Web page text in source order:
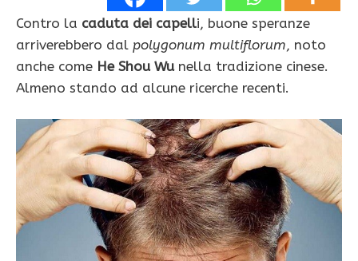
Contro la caduta dei capelli, buone speranze
arriverebbero dal polygonum multiflorum, noto
anche come He Shou Wunella tradizione cinese.
Almeno stando ad alcune ricerche recenti.